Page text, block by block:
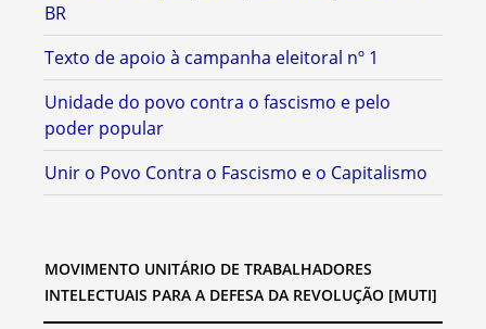
BR
Texto de apoio à campanha eleitoral nº 1
Unidade do povo contra o fascismo e pelo
poder popular
Unir o Povo Contra o Fascismo e o Capitalismo
MOVIMENTO UNITÁRIO DE TRABALHADORES
INTELECTUAIS PARA A DEFESA DA REVOLUÇÃO [MUTI]